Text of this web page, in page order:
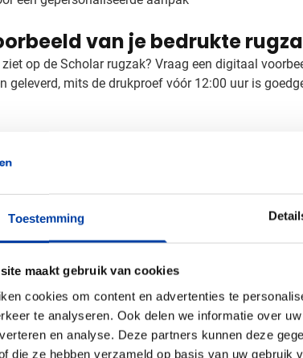
Toestemming
maakt gebruik van cookies
cookies om content en advertenties te
te analyseren. Ook delen we informatie over
en analyse. Deze partners kunnen deze
die ze hebben verzameld op basis van uw gebruik
van je bedrukte
op de Scholar rugzak? Vraag een digitaal
geleverd, mits de drukproef vóór 12:00 uur is
IMPRESSION
5000 ml
Polyester 210D
41 cm x 34.5 cm x 0.2 cm (l x b x h)